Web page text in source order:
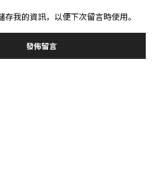
存我的資訊，以便下次留言時使用。